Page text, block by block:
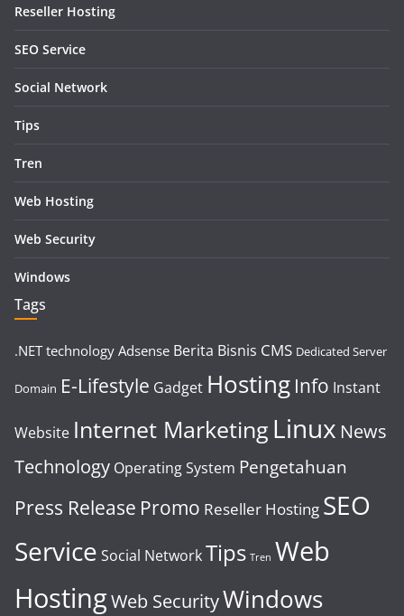
Reseller Hosting
SEO Service
Social Network
Tips
Tren
Web Hosting
Web Security
Windows
Tags
.NET technology Adsense Berita Bisnis CMS Dedicated Server
Domain E-Lifestyle Gadget Hosting Info Instant
Website Internet Marketing Linux News
Technology Operating System Pengetahuan
Press Release Promo Reseller Hosting SEO
Service Social NetworkTips Tren Web
HostingWeb SecurityWindows